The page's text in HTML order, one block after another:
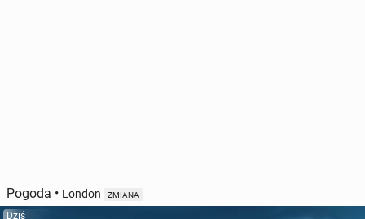
Pogoda • London ZMIANA
Dziś